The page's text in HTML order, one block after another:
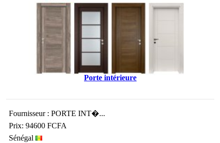
Porte intérieure
Fournisseur : PORTE INT�...
Prix: 94600 FCFA
Sénégal